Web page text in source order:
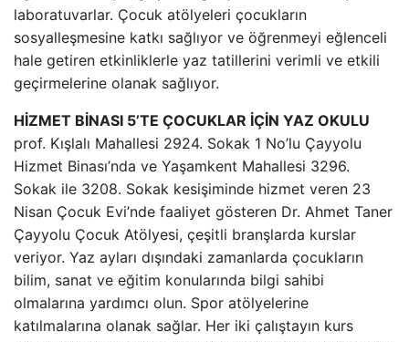
laboratuvarlar. Çocuk atölyeleri çocukların
sosyalleşmesine katkı sağlıyor ve öğrenmeyi eğlenceli
hale getiren etkinliklerle yaz tatillerini verimli ve etkili
geçirmelerine olanak sağlıyor.
HİZMET BİNASI 5’TE ÇOCUKLAR İÇİN YAZ OKULU
prof. Kışlalı Mahallesi 2924. Sokak 1 No’lu Çayyolu
Hizmet Binası’nda ve Yaşamkent Mahallesi 3296.
Sokak ile 3208. Sokak kesişiminde hizmet veren 23
Nisan Çocuk Evi’nde faaliyet gösteren Dr. Ahmet Taner
Çayyolu Çocuk Atölyesi, çeşitli branşlarda kurslar
veriyor. Yaz ayları dışındaki zamanlarda çocukların
bilim, sanat ve eğitim konularında bilgi sahibi
olmalarına yardımcı olun. Spor atölyelerine
katılmalarına olanak sağlar. Her iki çalıştayın kurs